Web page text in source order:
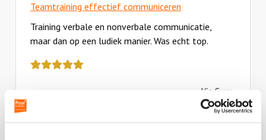
Teamtraining effectief communiceren
Training verbale en nonverbale communicatie,
maar dan op een ludiek manier. Was echt top.
review
een
Via Suxx